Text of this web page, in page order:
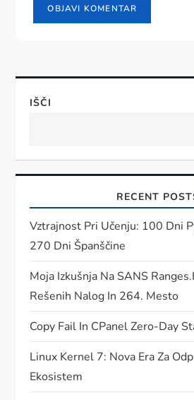
IŠČI
RECENT
Vztrajnost Pri Učenju: 100 Dni
270 Dni Španščine
Moja Izkušnja Na SANS
Rešenih Nalog In 264. Mesto
Copy Fail In CPanel Zero-Day
Linux Kernel 7: Nova Era Za
Ekosistem